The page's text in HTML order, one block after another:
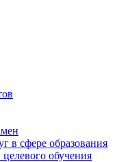
в сфере образования
обучения